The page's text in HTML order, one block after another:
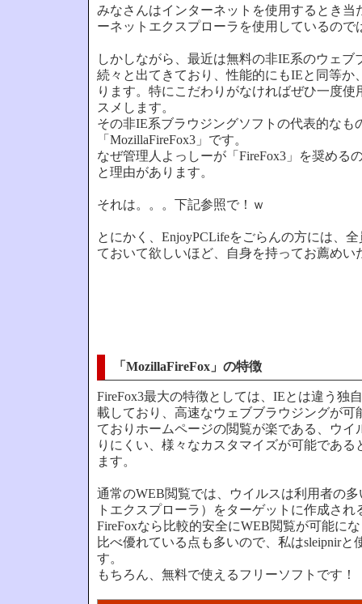
みなさんはインターネットを使用するとき当
ーネットエクスプローラを使用しているので
しかしながら、最近は無料の非IE系のウェブ
続々と出てきており、性能的にもIEと同等か
ります。特にこだわりがなければぜひ一度使
スメします。
その非IE系ブラウジングソフトの代表的なも
「MozillaFireFox3」です。
なぜ管理人よっしーが「FireFox3」を奨める
と理由があります。
それは。。。下記参照で！ｗ
とにかく、EnjoyPCLifeをごらんの方には、
ておいて欲しいほど、自身を持ってお薦めい
「MozillaFireFox」の特徴
FireFox3最大の特徴としては、IEとは違う独
載しており、高速なウェブブラウジングが可
ておりホームページの閲覧が楽である、ウイ
りにくい、様々なカスタマイズが可能である
ます。
通常のWEB閲覧では、ウイルスは利用者の
トエクスプローラ）をターゲットに作成さ
FireFoxなら比較的安全にWEB閲覧が可能に
比べ優れている点も多いので、私はsleipnirと
す。
もちろん、無料で使えるフリーソフトです！